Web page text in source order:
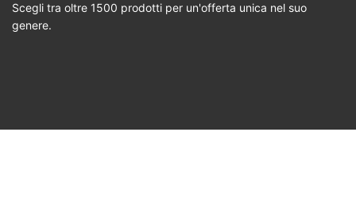
Scegli tra oltre 1500 prodotti per un'offerta unica nel suo
genere.